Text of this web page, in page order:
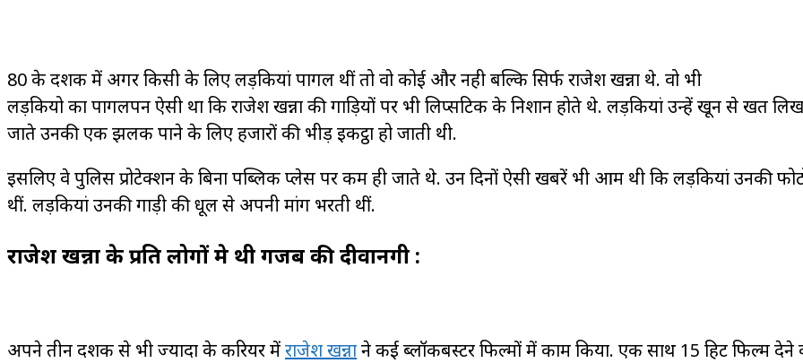
80 के दशक में अगर किसी के लिए लड़कियां पागल थीं तो वो कोई और नही बल्कि सिर्फ राजेश खन्ना थे. वो भी
लड़कियो का पागलपन ऐसी था कि राजेश खन्ना की गाड़ियों पर भी लिप्सटिक के निशान होते थे. लड़कियां उन्हें खून से खत
जाते उनकी एक झलक पाने के लिए हजारों की भीड़ इकट्ठा हो जाती थी.
इसलिए वे पुलिस प्रोटेक्शन के बिना पब्लिक प्लेस पर कम ही जाते थे. उन दिनों ऐसी खबरें भी आम थी कि लड़कियां उनकी
थीं. लड़कियां उनकी गाड़ी की धूल से अपनी मांग भरती थीं.
राजेश खन्ना के प्रति लोगों मे थी गजब की दीवानगी :
अपने तीन दशक से भी ज्यादा के करियर मेंराजेश खन्नाने कई ब्लॉकबस्टर फिल्मों में काम किया. एक साथ 15 हिट फिल्म देने